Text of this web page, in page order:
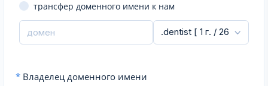
трансфер доменного имени к нам
* Владелец доменного имени